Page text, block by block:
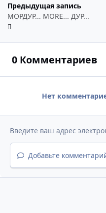
Предыдущая запись
МОРДУР... MORE... ДУР...
0 Комментариев
Нет
Добавьте